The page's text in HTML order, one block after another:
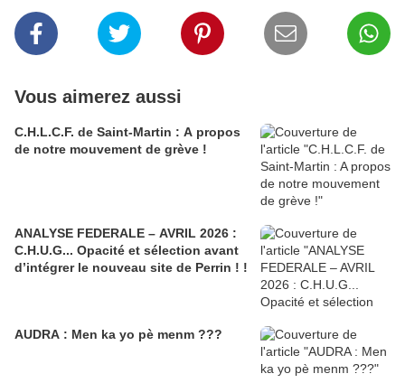
Vous aimerez aussi
C.H.L.C.F. de Saint-Martin : A propos
de notre mouvement de grève !
ANALYSE FEDERALE – AVRIL 2026 :
C.H.U.G... Opacité et sélection avant
d’intégrer le nouveau site de Perrin ! !
AUDRA : Men ka yo pè menm ???